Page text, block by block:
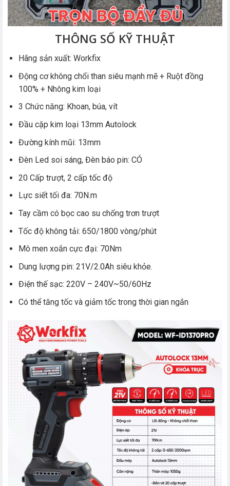
THÔNG SỐ KỸ THUẬT
Hãng sản xuất: Workfix
Động cơ không chổi than siêu mạnh mẽ + Ruột đồng
100% + Nhông kim loại
3 Chức năng: Khoan, búa, vít
Đầu cặp kim loại 13mm Autolock
Đường kính mũi: 13mm
Đèn Led soi sáng, Đèn báo pin: CÓ
20 Cấp trượt, 2 cấp tốc độ
Lực siết tối đa: 70N.m
Tay cầm có bọc cao su chống trơn trượt
Tốc độ không tải: 650/1800 vòng/phút
Mô men xoắn cực đại: 70Nm
Dung lượng pin: 21V/2.0Ah siêu khỏe.
Điện thế sạc: 220V – 240V~50/60Hz
Có thể tăng tốc và giảm tốc trong thời gian ngắn